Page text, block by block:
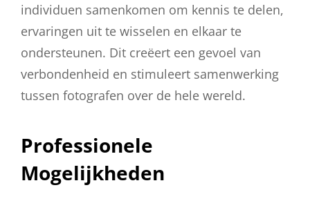
individuen samenkomen om kennis te delen,
ervaringen uit te wisselen en elkaar te
ondersteunen. Dit creëert een gevoel van
verbondenheid en stimuleert samenwerking
tussen fotografen over de hele wereld.
Professionele
Mogelijkheden